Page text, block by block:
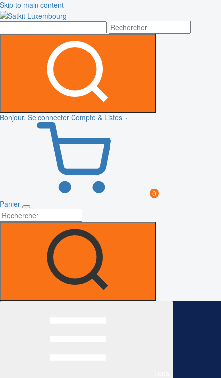
Skip to main content
Bonjour, Se connecter Compte & Listes
0
Panier